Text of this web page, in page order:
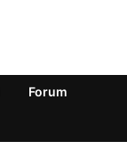
Forum